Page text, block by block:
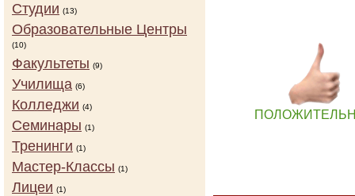
Студии (13)
Образовательные Центры
(10)
Факультеты (9)
Училища (6)
Колледжи (4)
Семинары (1)
Тренинги (1)
Мастер-Классы (1)
Лицеи (1)